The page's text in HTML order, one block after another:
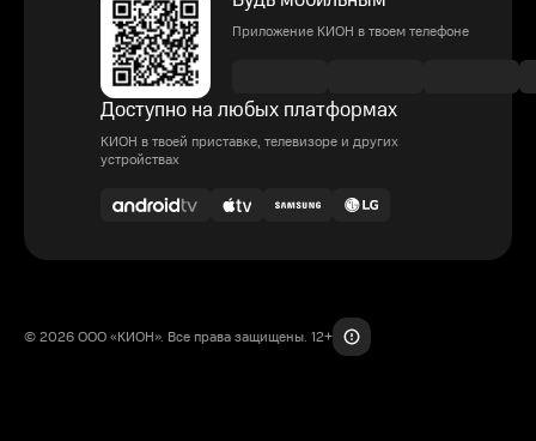
Приложение КИОН в твоем телефоне
Доступно на любых платформах
КИОН в твоей приставке, телевизоре и других
устройствах
© 2026 ООО «КИОН». Все права защищены. 12+